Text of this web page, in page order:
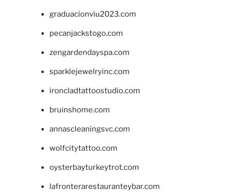
graduacionviu2023.com
pecanjackstogo.com
zengardendayspa.com
sparklejewelryinc.com
ironcladtattoostudio.com
bruinshome.com
annascleaningsvc.com
wolfcitytattoo.com
oysterbayturkeytrot.com
lafronterarestauranteybar.com